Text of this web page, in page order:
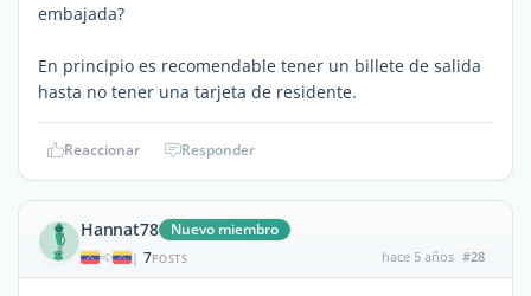
embajada?
En principio es recomendable tener un billete de salida
hasta no tener una tarjeta de residente.
Reaccionar Responder
Hannat78 Nuevo miembro
| 7POSTS hace 5 años #28